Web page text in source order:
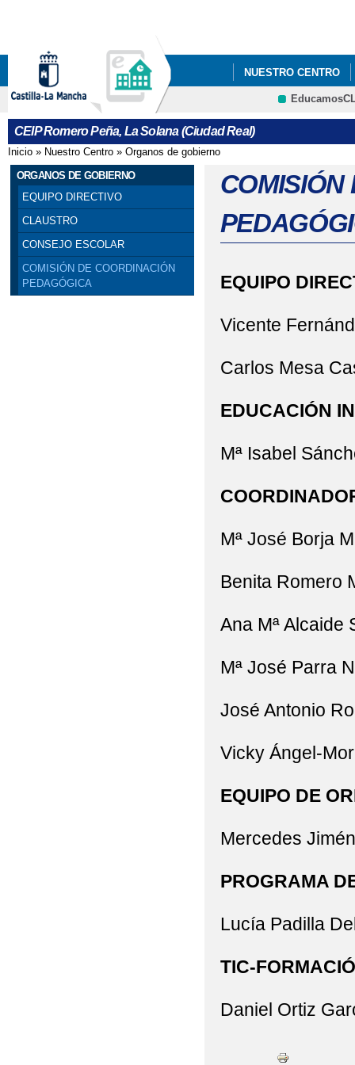
NUESTRO CENTRO
PROYECTOS Y
NCOF
CEIP Romero Peña, La Solana (Ciudad Real)
Se encuentra usted aquí
Inicio » Nuestro Centro » Organos de gobierno
ORGANOS DE GOBIERNO
EQUIPO DIRECTIVO
CLAUSTRO
CONSEJO ESCOLAR
COMISIÓN DE COORDINACIÓN
PEDAGÓGICA
COMISIÓN
EQUIPO
Vicente
Carlos Mesa
EDUCACIÓN
Mª Isabel
Mª José Borja
Benita Romero
Ana Mª Alcaide
Mª José Parra
José Antonio
Vicky Ángel-
EQUIPO DE
Mercedes
PROGRAMA
Lucía Padilla
TIC-
Daniel Ortiz